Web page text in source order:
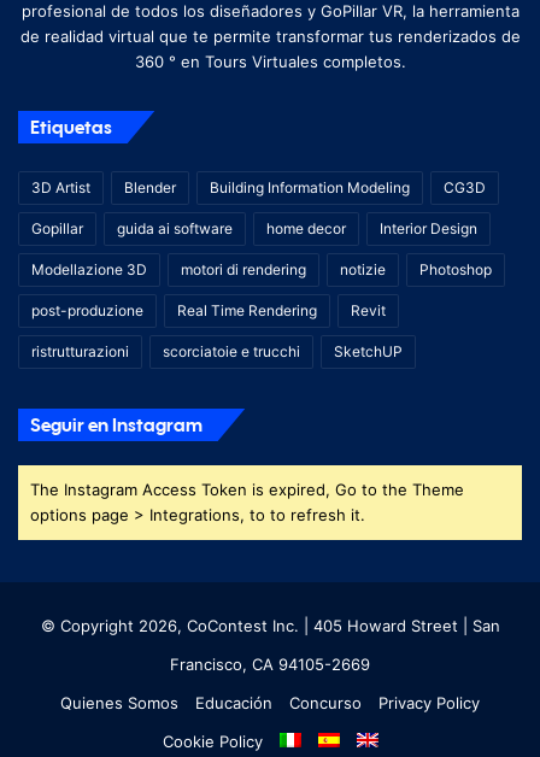
profesional de todos los diseñadores y GoPillar VR, la herramienta
de realidad virtual que te permite transformar tus renderizados de
360 ​​° en Tours Virtuales completos.
Etiquetas
3D Artist Blender Building Information Modeling CG3D
Gopillar guida ai software home decor Interior Design
Modellazione 3D motori di rendering notizie Photoshop
post-produzione Real Time Rendering Revit
ristrutturazioni scorciatoie e trucchi SketchUP
Seguir en Instagram
The Instagram Access Token is expired, Go to the Theme
options page > Integrations, to to refresh it.
© Copyright 2026, CoContest Inc. | 405 Howard Street | San
Francisco, CA 94105-2669
Quienes Somos
Educación Concurso
Privacy Policy
Cookie Policy